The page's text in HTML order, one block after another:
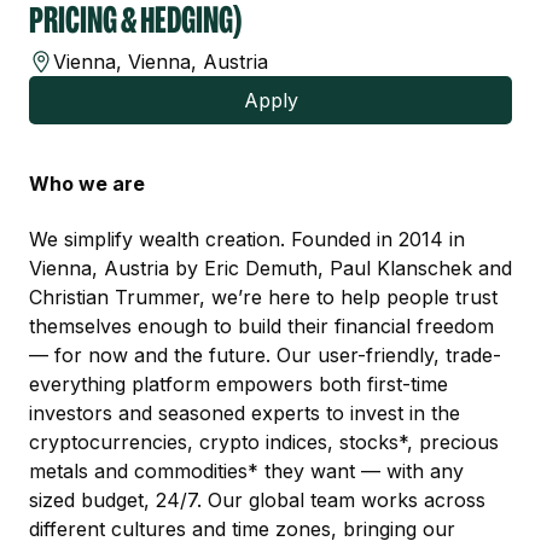
Berufsfelder
Für Unternehmen
Kandidaten finden
Inserat buchen
©informatikjobs.at 2026ImpressumAGBDatenschutz
Cookie-Einstellungen